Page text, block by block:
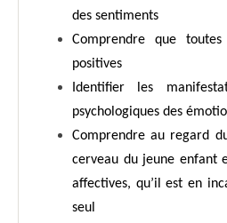
des sentiments
Comprendre que
positives
Identifier les
psychologiques des
Comprendre au regard
cerveau du jeune enfant
affectives, qu’il est en
seul